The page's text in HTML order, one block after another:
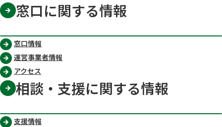
窓口に関する情報
窓口情報
運営事業者情報
アクセス
相談・支援に関する情報
支援情報